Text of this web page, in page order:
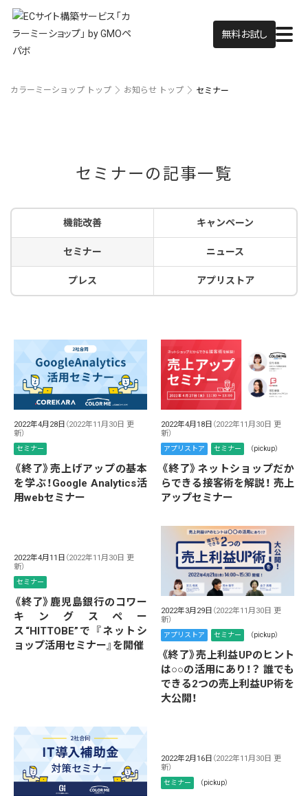
無料お試し
カラーミーショップ トップ お知らせ トップ セミナー
セミナーの記事一覧
機能改善 キャンペーン
セミナー ニュース
プレス アプリストア
2022年4月28日 （2022年11月30日 更
新）
セミナー
《終了》売上げアップの基本
を学ぶ！Google Analytics活
用webセミナー
2022年4月18日 （2022年11月30日 更
新）
アプリストア セミナー （pickup）
《終了》ネットショップだか
らできる接客術を解説！ 売上
アップセミナー
2022年4月11日 （2022年11月30日 更
新）
セミナー
《終了》鹿児島銀行のコワー
キングスペー
ス“HITTOBE”で 『ネットシ
ョップ活用セミナー』を開催
2022年3月29日 （2022年11月30日 更
新）
アプリストア セミナー （pickup）
《終了》売上利益UPのヒント
は○○の活用にあり！？ 誰でも
できる2つの売上利益UP術を
大公開！
2022年2月16日 （2022年11月30日 更
新）
セミナー （pickup）